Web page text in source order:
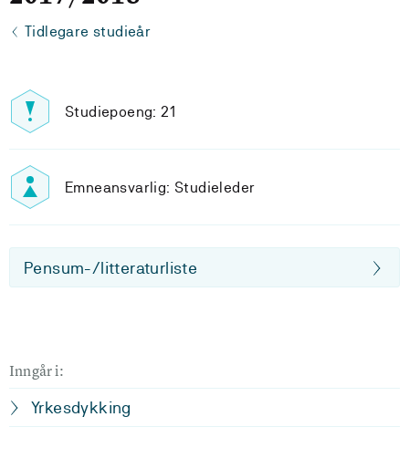
Tidlegare studieår
Studiepoeng: 21
Emneansvarlig: Studieleder
Pensum-/litteraturliste
Inngår i:
Yrkesdykking